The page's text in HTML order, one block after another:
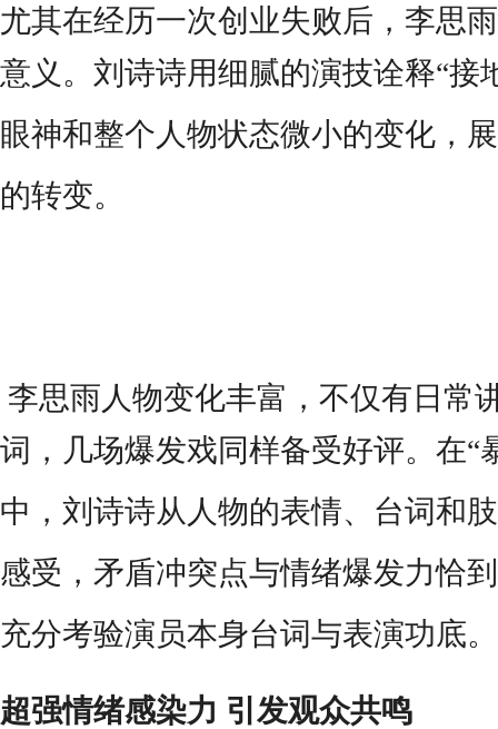
尤其在经历一次创业失败后，李思
意义。刘诗诗用细腻的演技诠释“接
眼神和整个人物状态微小的变化，
的转变。
李思雨人物变化丰富，不仅有日常
词，几场爆发戏同样备受好评。在“
中，刘诗诗从人物的表情、台词和
感受，矛盾冲突点与情绪爆发力恰
充分考验演员本身台词与表演功底。
超强情绪感染力 引发观众共鸣